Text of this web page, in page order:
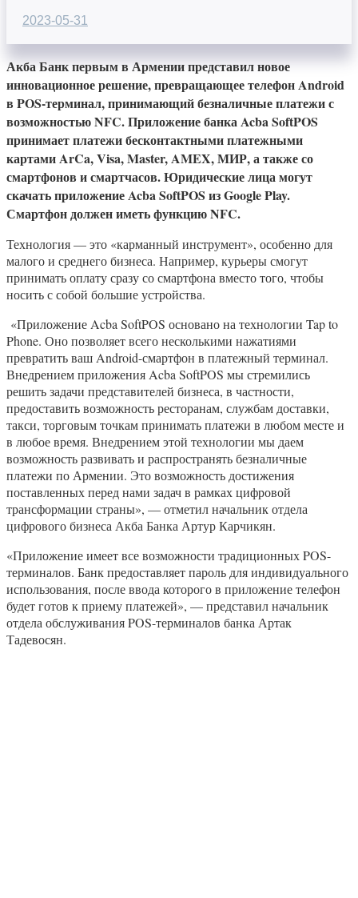
2023-05-31
Акба Банк первым в Армении представил новое
инновационное решение, превращающее телефон Android
в POS-терминал, принимающий безналичные платежи с
возможностью NFC. Приложение банка Acba SoftPOS
принимает платежи бесконтактными платежными
картами ArCa, Visa, Master, AMEX, МИР, а также со
смартфонов и смартчасов. Юридические лица могут
скачать приложение Acba SoftPOS из Google Play.
Смартфон должен иметь функцию NFC.
Технология — это «карманный инструмент», особенно для
малого и среднего бизнеса. Например, курьеры смогут
принимать оплату сразу со смартфона вместо того, чтобы
носить с собой большие устройства.
«Приложение Acba SoftPOS основано на технологии Tap to
Phone. Оно позволяет всего несколькими нажатиями
превратить ваш Android-смартфон в платежный терминал.
Внедрением приложения Acba SoftPOS мы стремились
решить задачи представителей бизнеса, в частности,
предоставить возможность ресторанам, службам доставки,
такси, торговым точкам принимать платежи в любом месте и
в любое время. Внедрением этой технологии мы даем
возможность развивать и распространять безналичные
платежи по Армении. Это возможность достижения
поставленных перед нами задач в рамках цифровой
трансформации страны», — отметил начальник отдела
цифрового бизнеса Акба Банка Артур Карчикян.
«Приложение имеет все возможности традиционных POS-
терминалов. Банк предоставляет пароль для индивидуального
использования, после ввода которого в приложение телефон
будет готов к приему платежей», — представил начальник
отдела обслуживания POS-терминалов банка Артак
Тадевосян.